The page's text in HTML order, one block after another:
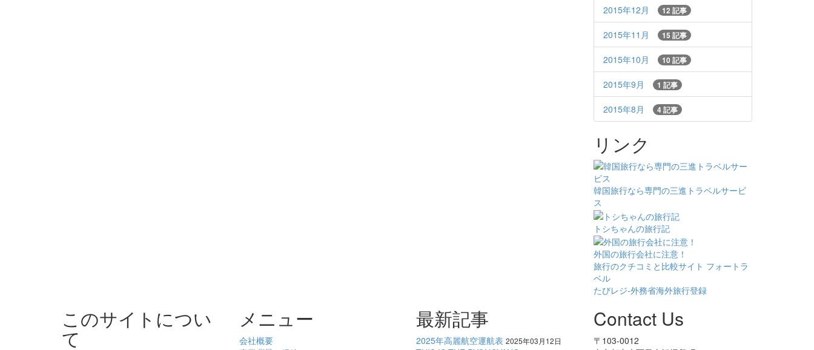
2015年12月 12 記事
2015年11月 15 記事
2015年10月 10 記事
2015年9月 1 記事
2015年8月 4 記事
リンク
韓国旅行なら専門の三進トラベルサービ
ス
トシちゃんの旅行記
外国の旅行会社に注意！
旅行のクチコミと比較サイト フォートラ
ベル
たびレジ-外務省海外旅行登録
このサイトについ
て
メニュー
会社概要
最新記事
2025年高麗航空運航表 2025年03月12日
Contact Us
〒103-0012